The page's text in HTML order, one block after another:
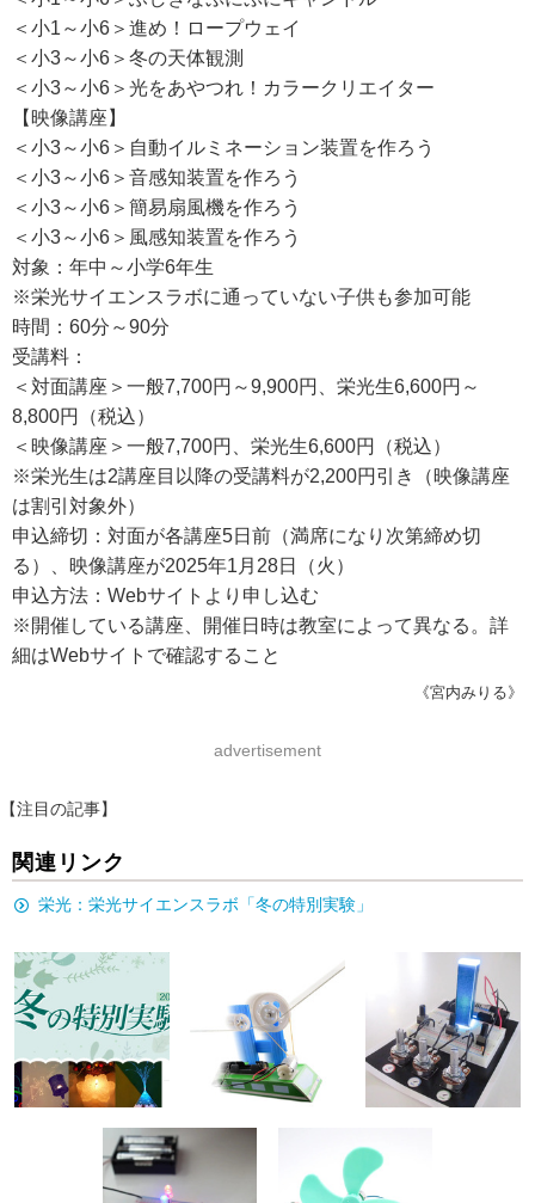
＜小1～小6＞進め！ロープウェイ
＜小3～小6＞冬の天体観測
＜小3～小6＞光をあやつれ！カラークリエイター
【映像講座】
＜小3～小6＞自動イルミネーション装置を作ろう
＜小3～小6＞音感知装置を作ろう
＜小3～小6＞簡易扇風機を作ろう
＜小3～小6＞風感知装置を作ろう
対象：年中～小学6年生
※栄光サイエンスラボに通っていない子供も参加可能
時間：60分～90分
受講料：
＜対面講座＞一般7,700円～9,900円、栄光生6,600円～
8,800円（税込）
＜映像講座＞一般7,700円、栄光生6,600円（税込）
※栄光生は2講座目以降の受講料が2,200円引き（映像講座
は割引対象外）
申込締切：対面が各講座5日前（満席になり次第締め切
る）、映像講座が2025年1月28日（火）
申込方法：Webサイトより申し込む
※開催している講座、開催日時は教室によって異なる。詳
細はWebサイトで確認すること
《宮内みりる》
advertisement
【注目の記事】
関連リンク
栄光：栄光サイエンスラボ「冬の特別実験」